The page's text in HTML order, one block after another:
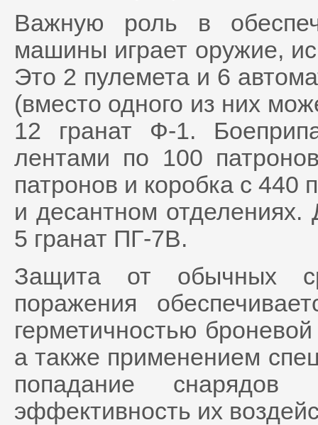
Важную роль в
машины играет оружие,
Это 2 пулемета и 6
(вместо одного из них
12 гранат Ф-1.
лентами по 100
патронов и коробка с
и десантном
5 гранат ПГ-7В.
Защита от обычных
поражения
герметичностью
а также применением
попадание
эффективность их